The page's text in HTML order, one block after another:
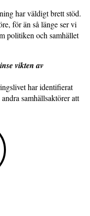
har väldigt brett stöd.
för än så länge ser vi
politiken och samhället
vikten av
har identifierat
samhällsaktörer att